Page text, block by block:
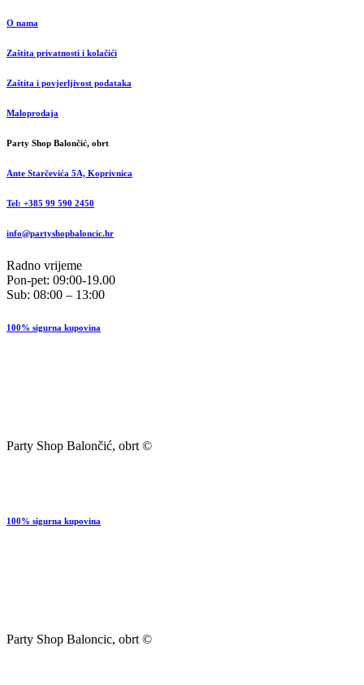
O nama
Zaštita privatnosti i kolačići
Zaštita i povjerljivost podataka
Maloprodaja
Party Shop Balončić, obrt
Ante Starčevića 5A, Koprivnica
Tel: +385 99 590 2450
info@partyshopbaloncic.hr
Radno vrijeme
Pon-pet: 09:00-19.00
Sub: 08:00 – 13:00
100% sigurna kupovina
Party Shop Balončić, obrt ©
100% sigurna kupovina
Party Shop Baloncic, obrt ©